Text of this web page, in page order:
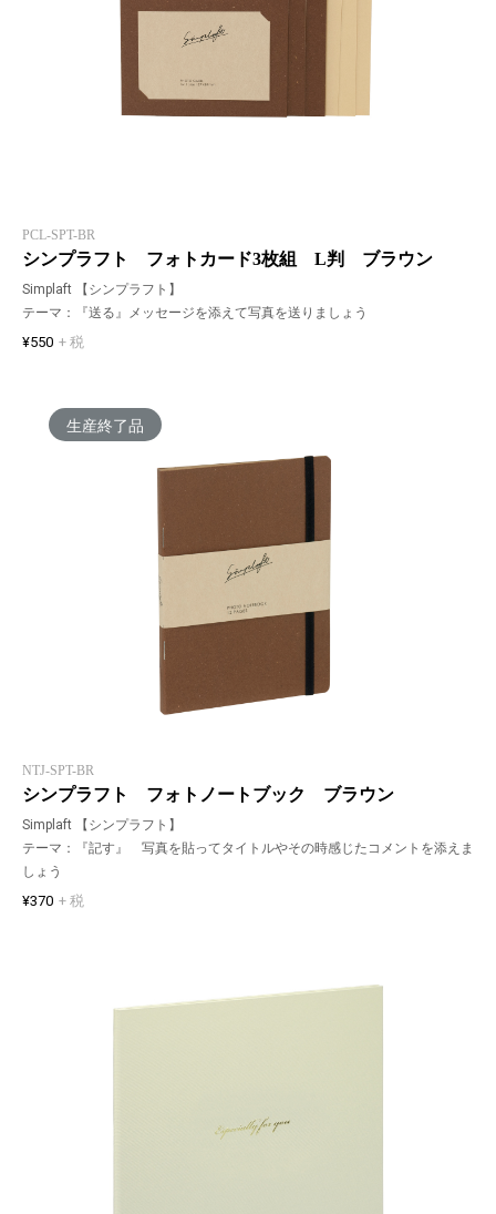
PCL-SPT-BR
シンプラフト フォトカード3枚組 L判 ブラウン
Simplaft 【シンプラフト】
テーマ：『送る』メッセージを添えて写真を送りましょう
¥550 + 税
生産終了品
NTJ-SPT-BR
シンプラフト フォトノートブック ブラウン
Simplaft 【シンプラフト】
テーマ：『記す』 写真を貼ってタイトルやその時感じたコメントを添えま
しょう
¥370 + 税